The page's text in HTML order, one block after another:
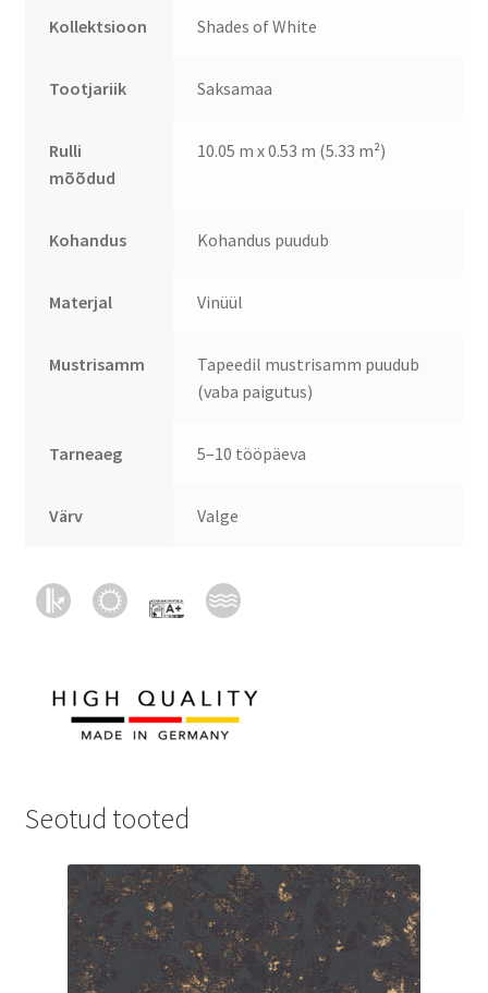
Kollektsioon Shades of White
Tootjariik Saksamaa
Rulli
mõõdud
10.05 m x 0.53 m (5.33 m²)
Kohandus Kohandus puudub
Materjal Vinüül
Mustrisamm
Tapeedil mustrisamm puudub
(vaba paigutus)
Tarneaeg 5–10 tööpäeva
Värv Valge
Seotud tooted